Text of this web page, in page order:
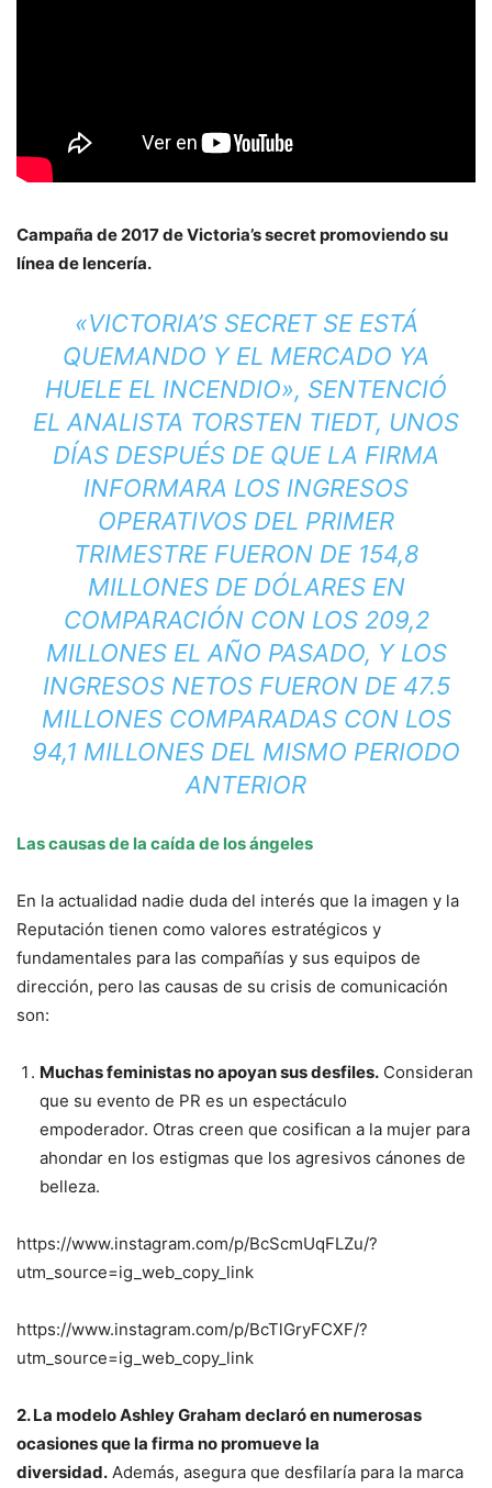
Campaña de 2017 de Victoria’s secret promoviendo su
línea de lencería.
«VICTORIA’S SECRET SE ESTÁ
QUEMANDO Y EL MERCADO YA
HUELE EL INCENDIO», SENTENCIÓ
EL ANALISTA TORSTEN TIEDT, UNOS
DÍAS DESPUÉS DE QUE LA FIRMA
INFORMARA LOS INGRESOS
OPERATIVOS DEL PRIMER
TRIMESTRE FUERON DE 154,8
MILLONES DE DÓLARES EN
COMPARACIÓN CON LOS 209,2
MILLONES EL AÑO PASADO, Y LOS
INGRESOS NETOS FUERON DE 47.5
MILLONES COMPARADAS CON LOS
94,1 MILLONES DEL MISMO PERIODO
ANTERIOR
Las causas de la caída de los ángeles
En la actualidad nadie duda del interés que la imagen y la
Reputación tienen como valores estratégicos y
fundamentales para las compañías y sus equipos de
dirección, pero las causas de su crisis de comunicación
son:
Muchas feministas no apoyan sus desfiles. Consideran
que su evento de PR es un espectáculo
empoderador. Otras creen que cosifican a la mujer para
ahondar en los estigmas que los agresivos cánones de
belleza.
https://www.instagram.com/p/BcScmUqFLZu/?
utm_source=ig_web_copy_link
https://www.instagram.com/p/BcTlGryFCXF/?
utm_source=ig_web_copy_link
2. La modelo Ashley Graham declaró en numerosas
ocasiones que la firma no promueve la
diversidad. Además, asegura que desfilaría para la marca